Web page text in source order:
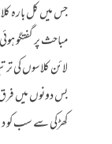
جس میں کل بارہ
مباحث پر گفتگو
لائن کلاسوں کی
بس دونوں میں فرق
کھڑکی سے سب کو